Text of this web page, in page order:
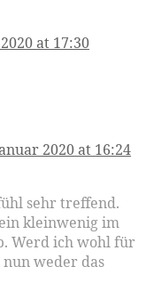
at 17:30
2020 at 16:24
sehr treffend.
kleinwenig im
Werd ich wohl für
nun weder das